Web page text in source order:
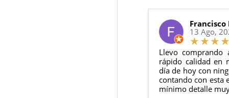
El producto
Debe
13 Ago,
Llevo
rápido calidad en
día de hoy con
contando con esta
mínimo detalle